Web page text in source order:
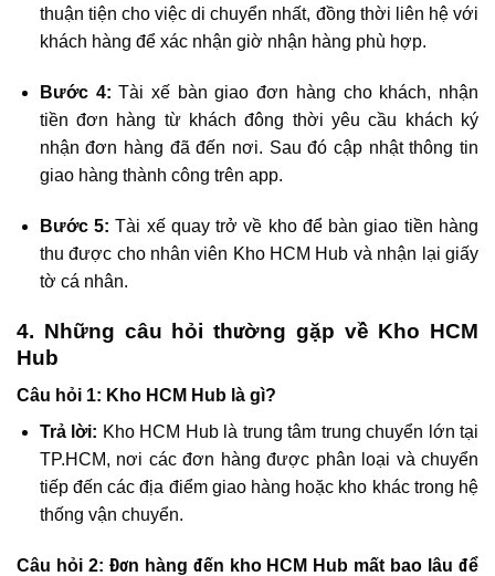
thuận tiện cho việc di chuyển nhất, đồng thời liên hệ với
khách hàng để xác nhận giờ nhận hàng phù hợp.
Bước 4: Tài xế bàn giao đơn hàng cho khách, nhận
tiền đơn hàng từ khách đông thời yêu cầu khách ký
nhận đơn hàng đã đến nơi. Sau đó cập nhật thông tin
giao hàng thành công trên app.
Bước 5: Tài xế quay trở về kho để bàn giao tiền hàng
thu được cho nhân viên Kho HCM Hub và nhận lại giấy
tờ cá nhân.
4. Những câu hỏi thường gặp về Kho HCM
Hub
Câu hỏi 1: Kho HCM Hub là gì?
Trả lời: Kho HCM Hub là trung tâm trung chuyển lớn tại
TP.HCM, nơi các đơn hàng được phân loại và chuyển
tiếp đến các địa điểm giao hàng hoặc kho khác trong hệ
thống vận chuyển.
Câu hỏi 2: Đơn hàng đến kho HCM Hub mất bao lâu để